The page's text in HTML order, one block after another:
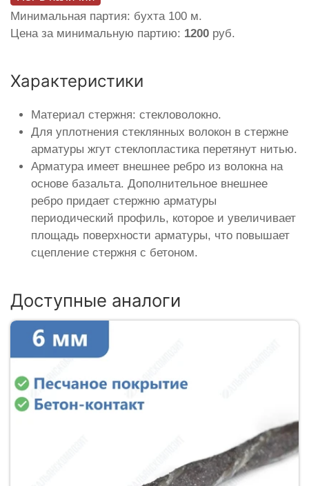
Минимальная партия: бухта 100 м.
Цена за минимальную партию: 1200 руб.
Характеристики
Материал стержня: стекловолокно.
Для уплотнения стеклянных волокон в стержне
арматуры жгут стеклопластика перетянут нитью.
Арматура имеет внешнее ребро из волокна на
основе базальта. Дополнительное внешнее
ребро придает стержню арматуры
периодический профиль, которое и увеличивает
площадь поверхности арматуры, что повышает
сцепление стержня с бетоном.
Доступные аналоги